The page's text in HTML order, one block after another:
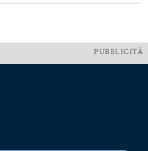
PUBBLICITÀ